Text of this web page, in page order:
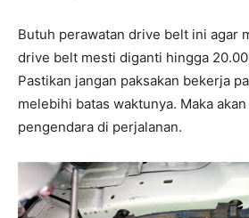
Butuh perawatan drive belt ini agar
drive belt mesti diganti hingga
Pastikan jangan paksakan bekerja
melebihi batas waktunya. Maka
pengendara di perjalanan.